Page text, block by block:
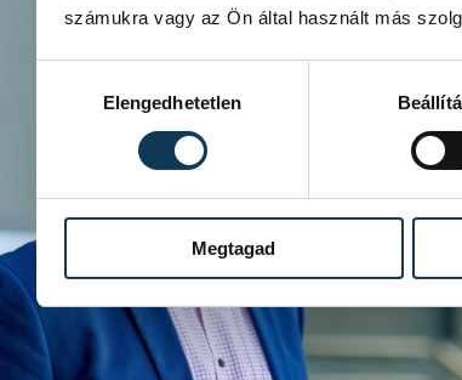
számukra vagy az Ön által használt más
Elengedhetetlen
Megtagad